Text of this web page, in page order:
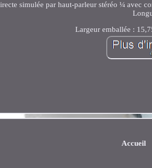
simulée par haut-parleur stéréo ¼ avec
Largeur emballée :
Accueil